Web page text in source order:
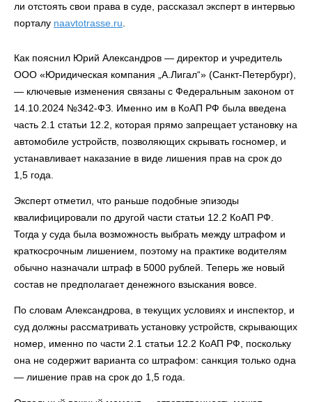
ли отстоять свои права в суде, рассказал эксперт в интервью
порталу naavtotrasse.ru
Как пояснил Юрий Александров — директор и учредитель
ООО «Юридическая компания „А.Лигал“» (Санкт‑Петербург),
— ключевые изменения связаны с Федеральным законом от
14.10.2024 №342‑ФЗ. Именно им в КоАП РФ была введена
часть 2.1 статьи 12.2, которая прямо запрещает установку на
автомобиле устройств, позволяющих скрывать госномер, и
устанавливает наказание в виде лишения прав на срок до
1,5 года.
Эксперт отметил, что раньше подобные эпизоды
квалифицировали по другой части статьи 12.2 КоАП РФ.
Тогда у суда была возможность выбрать между штрафом и
краткосрочным лишением, поэтому на практике водителям
обычно назначали штраф в 5000 рублей. Теперь же новый
состав не предполагает денежного взыскания вовсе.
По словам Александрова, в текущих условиях и инспектор, и
суд должны рассматривать установку устройств, скрывающих
номер, именно по части 2.1 статьи 12.2 КоАП РФ, поскольку
она не содержит варианта со штрафом: санкция только одна
— лишение прав на срок до 1,5 года.